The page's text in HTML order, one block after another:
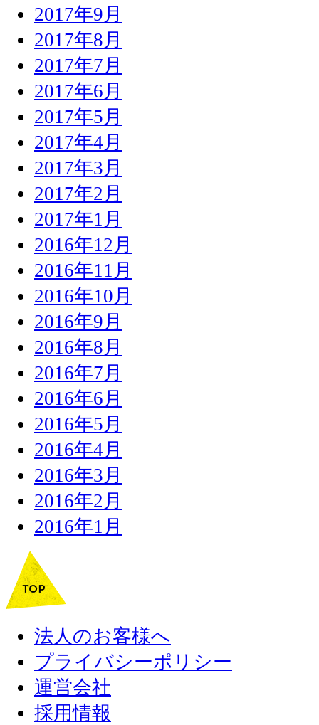
2017年9月
2017年8月
2017年7月
2017年6月
2017年5月
2017年4月
2017年3月
2017年2月
2017年1月
2016年12月
2016年11月
2016年10月
2016年9月
2016年8月
2016年7月
2016年6月
2016年5月
2016年4月
2016年3月
2016年2月
2016年1月
法人のお客様へ
プライバシーポリシー
運営会社
採用情報